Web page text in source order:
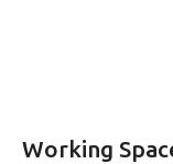
Working